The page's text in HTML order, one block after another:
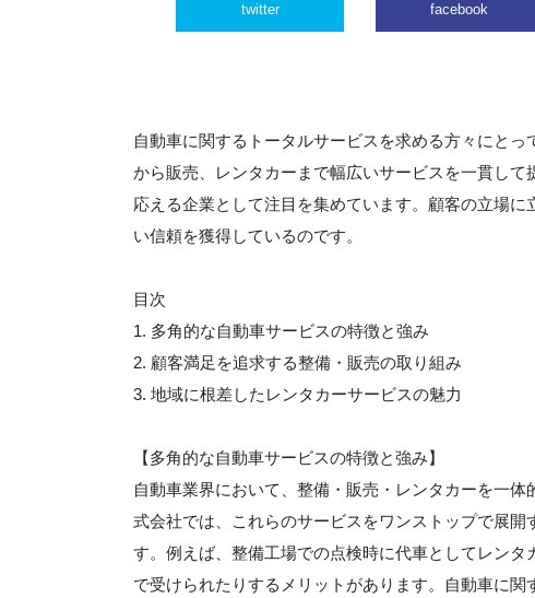
twitter facebook
自動車に関するトータルサービスを求める方々にと
から販売、レンタカーまで幅広いサービスを一貫して
応える企業として注目を集めています。顧客の立場
い信頼を獲得しているのです。
目次
1. 多角的な自動車サービスの特徴と強み
2. 顧客満足を追求する整備・販売の取り組み
3. 地域に根差したレンタカーサービスの魅力
【多角的な自動車サービスの特徴と強み】
自動車業界において、整備・販売・レンタカーを一
式会社では、これらのサービスをワンストップで展
す。例えば、整備工場での点検時に代車としてレン
で受けられたりするメリットがあります。自動車に